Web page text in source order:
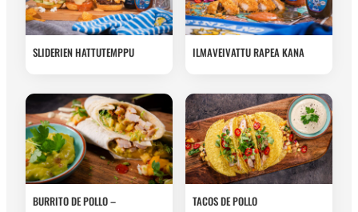
SLIDERIEN HATTUTEMPPU ILMAVEIVATTU RAPEA KANA
BURRITO DE POLLO –
TACOS DE POLLO